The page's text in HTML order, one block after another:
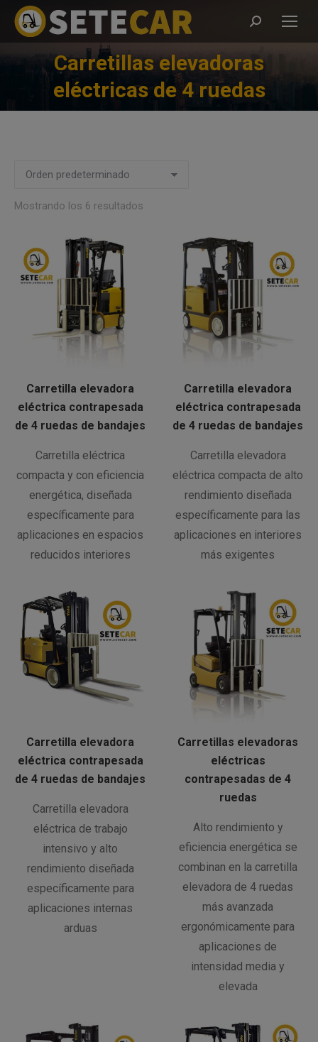
Buscar:
Carretillas elevadoras
eléctricas de 4 ruedas
Estás aquí:
Mostrando los 6 resultados
Carretilla elevadora
eléctrica contrapesada
de 4 ruedas de bandajes
Carretilla eléctrica
compacta y con eficiencia
energética, diseñada
específicamente para
aplicaciones en espacios
reducidos interiores
Carretilla elevadora
eléctrica contrapesada
de 4 ruedas de bandajes
Carretilla elevadora
eléctrica compacta de alto
rendimiento diseñada
específicamente para las
aplicaciones en interiores
más exigentes
Carretilla elevadora
eléctrica contrapesada
de 4 ruedas de bandajes
Carretilla elevadora
eléctrica de trabajo
intensivo y alto
rendimiento diseñada
específicamente para
aplicaciones internas
arduas
Carretillas elevadoras
eléctricas
contrapesadas de 4
ruedas
Alto rendimiento y
eficiencia energética se
combinan en la carretilla
elevadora de 4 ruedas
más avanzada
ergonómicamente para
aplicaciones de
intensidad media y
elevada